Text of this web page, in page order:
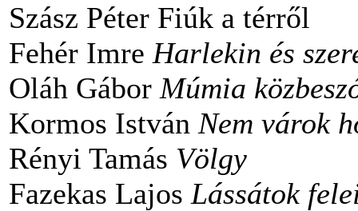
Szász Péter Fiúk a térről
Fehér Imre Harlekin és
Oláh Gábor Múmia
Kormos István Nem várok
Rényi Tamás Völgy
Fazekas Lajos Lássátok